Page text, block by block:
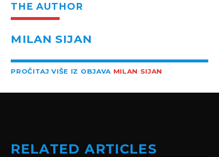
THE AUTHOR
MILAN SIJAN
PROČITAJ VIŠE IZ OBJAVA MILAN SIJAN
RELATED ARTICLES